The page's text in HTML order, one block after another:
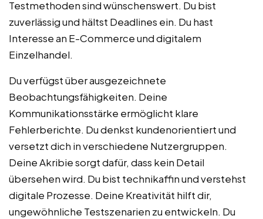
Testmethoden sind wünschenswert. Du bist
zuverlässig und hältst Deadlines ein. Du hast
Interesse an E-Commerce und digitalem
Einzelhandel.
Du verfügst über ausgezeichnete
Beobachtungsfähigkeiten. Deine
Kommunikationsstärke ermöglicht klare
Fehlerberichte. Du denkst kundenorientiert und
versetzt dich in verschiedene Nutzergruppen.
Deine Akribie sorgt dafür, dass kein Detail
übersehen wird. Du bist technikaffin und verstehst
digitale Prozesse. Deine Kreativität hilft dir,
ungewöhnliche Testszenarien zu entwickeln. Du